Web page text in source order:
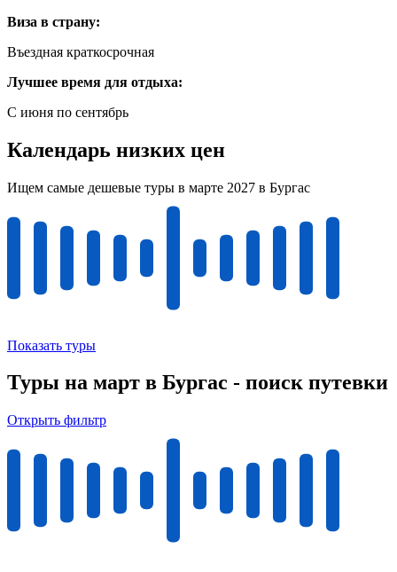
Виза в страну:
Въездная краткосрочная
Лучшее время для отдыха:
С июня по сентябрь
Календарь низких цен
Ищем самые дешевые туры в марте 2027 в Бургас
Показать туры
Туры на март в Бургас - поиск путевки
Открыть фильтр